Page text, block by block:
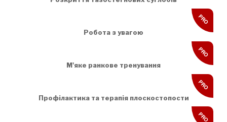
Робота з увагою
PRO
М'яке ранкове тренування
PRO
Профілактика та терапія плоскостопости
PRO
PRO